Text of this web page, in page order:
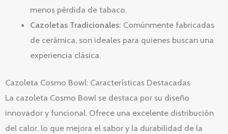
menos pérdida de tabaco.
Cazoletas Tradicionales: Comúnmente fabricadas
de cerámica, son ideales para quienes buscan una
experiencia clásica.
Cazoleta Cosmo Bowl: Características Destacadas
La cazoleta Cosmo Bowl se destaca por su diseño
innovador y funcional. Ofrece una excelente distribución
del calor, lo que mejora el sabor y la durabilidad de la